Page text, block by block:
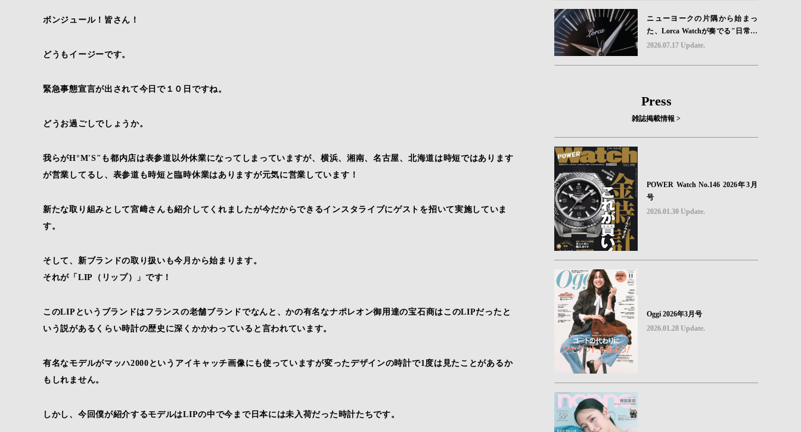
ボンジュール！皆さん！
どうもイージーです。
緊急事態宣言が出されて今日で１０日ですね。
どうお過ごしでしょうか。
我らがH°M′S″も都内店は表参道以外休業になってしまっていますが、横浜、湘南、名古屋、北海道は時短ではあります
が営業してるし、表参道も時短と臨時休業はありますが元気に営業しています！
新たな取り組みとして宮﨑さんも紹介してくれましたが今だからできるインスタライブにゲストを招いて実施していま
す。
そして、新ブランドの取り扱いも今月から始まります。
それが「LIP（リップ）」です！
このLIPというブランドはフランスの老舗ブランドでなんと、かの有名なナポレオン御用達の宝石商はこのLIPだったと
いう説があるくらい時計の歴史に深くかかわっていると言われています。
有名なモデルがマッハ2000というアイキャッチ画像にも使っていますが変ったデザインの時計で1度は見たことがあるか
もしれません。
しかし、今回僕が紹介するモデルはLIPの中で今まで日本には未入荷だった時計たちです。
ニューヨークの片隅から始まっ
た、Lorca Watchが奏でる"日常の
ロマン"｜Brand Picks #08
2026.07.17 Update.
Press
雑誌掲載情報 >
POWER Watch No.146 2026年3月
号
2026.01.30 Update.
Oggi 2026年3月号
2026.01.28 Update.